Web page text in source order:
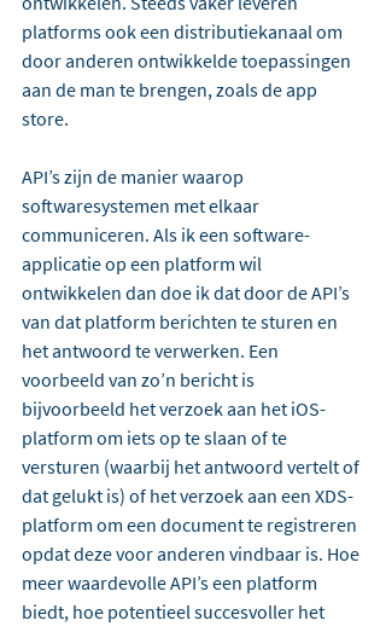
platforms ook een distributiekanaal om
door anderen ontwikkelde toepassingen
aan de man te brengen, zoals de app
store.
API’s zijn de manier waarop
softwaresystemen met elkaar
communiceren. Als ik een software-
applicatie op een platform wil
ontwikkelen dan doe ik dat door de API’s
van dat platform berichten te sturen en
het antwoord te verwerken. Een
voorbeeld van zo’n bericht is
bijvoorbeeld het verzoek aan het iOS-
platform om iets op te slaan of te
versturen (waarbij het antwoord vertelt of
dat gelukt is) of het verzoek aan een XDS-
platform om een document te registreren
opdat deze voor anderen vindbaar is. Hoe
meer waardevolle API’s een platform
biedt, hoe potentieel succesvoller het